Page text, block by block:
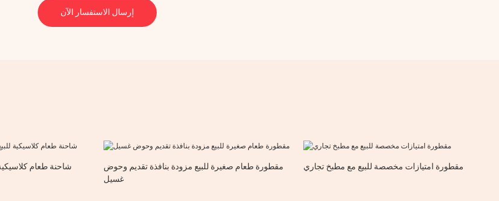
إرسال الاستفسار الآن
شاحنة طعام
مقطورة طعام صغيرة للبيع مزودة بنافذة تقديم وحوض
غسيل
مقطورة امتيازات مخصصة للبيع مع مطبخ تجاري